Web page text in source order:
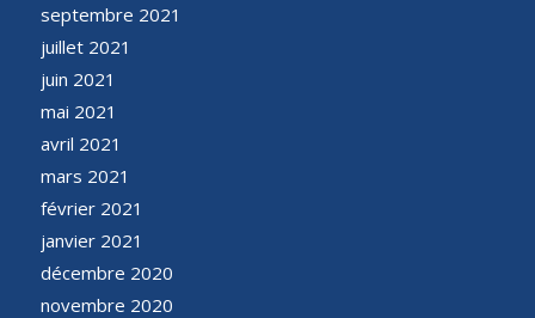
septembre 2021
juillet 2021
juin 2021
mai 2021
avril 2021
mars 2021
février 2021
janvier 2021
décembre 2020
novembre 2020